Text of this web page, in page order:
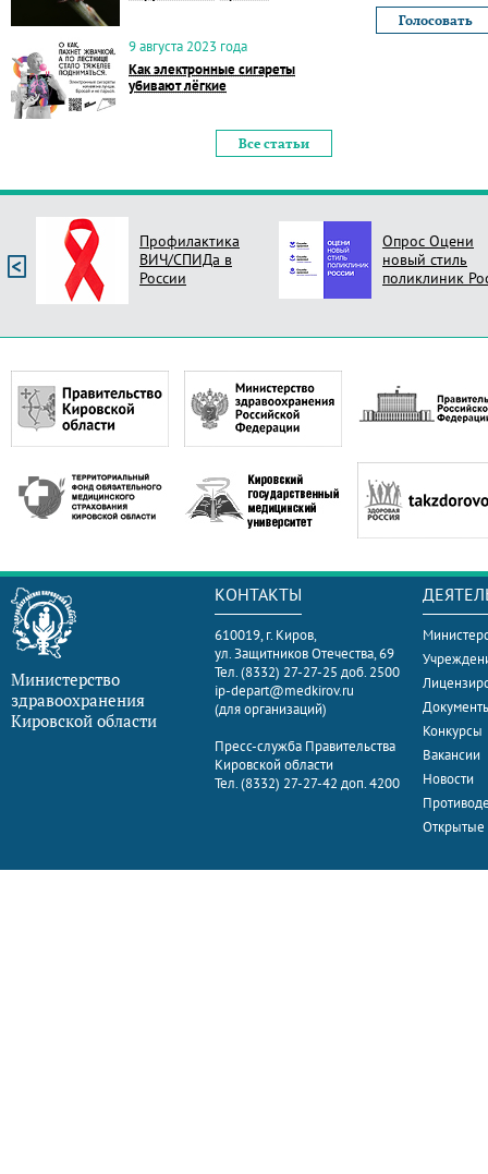
9 августа 2023 года
Как электронные сигареты
убивают лёгкие
Все статьи
Профилактика
ВИЧ/СПИДа в
России
Опрос Оцени
новый стиль
поликлиник
Министерство
здравоохранения
Кировской области
КОНТАКТЫ
610019, г. Киров,
ул. Защитников Отечества, 69
Тел. (8332) 27-27-25 доб. 2500
ip-depart@medkirov.ru
(для организаций)
Пресс-служба Правительства
Кировской области
Тел. (8332) 27-27-42 доп. 4200
Конкурсы
Вакансии
Новости